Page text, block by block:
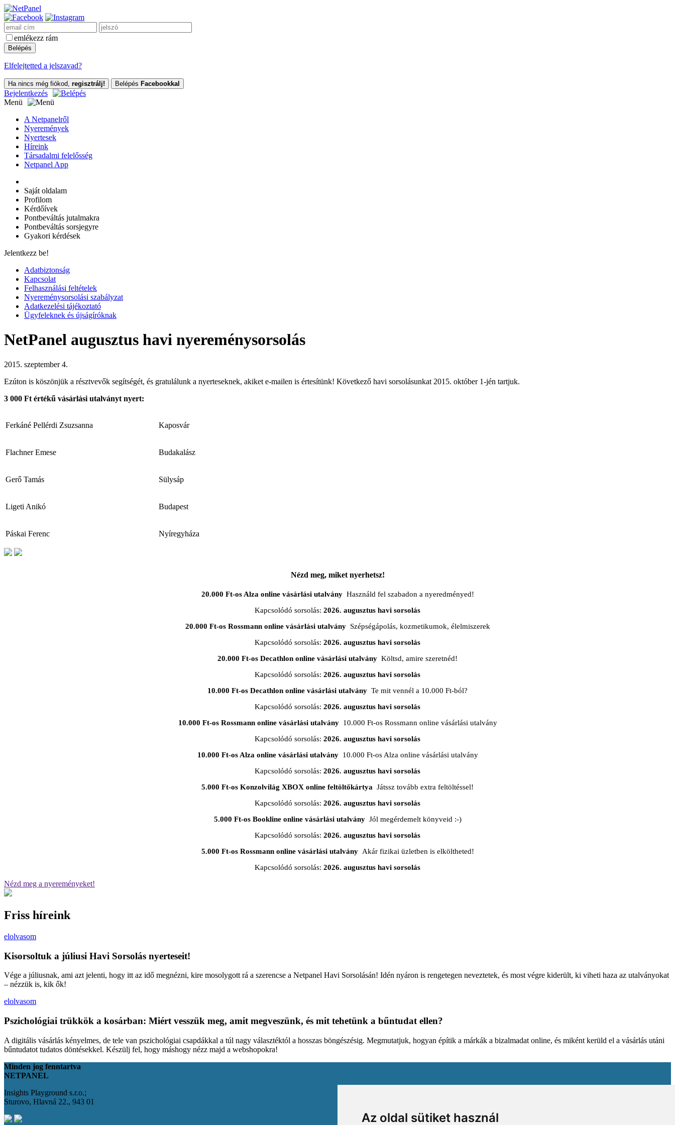
Az oldal sütiket használ
emlékezz rám
Elfelejtetted a jelszavad?
Ha nincs még fiókod, regisztrálj! Belépés Facebookkal
Bejelentkezés
Menü
A Netpanelről
Nyeremények
Nyertesek
Híreink
Társadalmi felelősség
Netpanel App
Saját oldalam
Profilom
Kérdőívek
Pontbeváltás jutalmakra
Pontbeváltás sorsjegyre
Gyakori kérdések
Jelentkezz be!
Adatbiztonság
Kapcsolat
Felhasználási feltételek
Nyereménysorsolási szabályzat
Adatkezelési tájékoztató
Ügyfeleknek és újságíróknak
NetPanel augusztus havi nyereménysorsolás
2015. szeptember 4.
Ezúton is köszönjük a résztvevők segítségét, és gratulálunk a nyerteseknek, akiket e-mailen is értesítünk! Következő havi sorsolásunkat 2015. október 1-jén tartjuk.
3 000 Ft értékű vásárlási utalványt nyert:
Ferkáné Pellérdi Zsuzsanna Kaposvár
Flachner Emese Budakalász
Gerő Tamás Sülysáp
Ligeti Anikó Budapest
Páskai Ferenc Nyíregyháza
Nézd meg, miket nyerhetsz!
20.000 Ft-os Alza online vásárlási utalványHasználd fel szabadon a nyeredményed!
Kapcsolódó sorsolás: 2026. augusztus havi sorsolás
20.000 Ft-os Rossmann online vásárlási utalványSzépségápolás, kozmetikumok, élelmiszerek
Kapcsolódó sorsolás: 2026. augusztus havi sorsolás
20.000 Ft-os Decathlon online vásárlási utalvány Költsd, amire szeretnéd!
Kapcsolódó sorsolás: 2026. augusztus havi sorsolás
10.000 Ft-os Decathlon online vásárlási utalvány Te mit vennél a 10.000 Ft-ból?
Kapcsolódó sorsolás: 2026. augusztus havi sorsolás
10.000 Ft-os Rossmann online vásárlási utalvány10.000 Ft-os Rossmann online vásárlási utalvány
Kapcsolódó sorsolás: 2026. augusztus havi sorsolás
10.000 Ft-os Alza online vásárlási utalvány10.000 Ft-os Alza online vásárlási utalvány
Kapcsolódó sorsolás: 2026. augusztus havi sorsolás
5.000 Ft-os Konzolvilág XBOX online feltöltőkártya Játssz tovább extra feltöltéssel!
Kapcsolódó sorsolás: 2026. augusztus havi sorsolás
5.000 Ft-os Bookline online vásárlási utalványJól megérdemelt könyveid :-)
Kapcsolódó sorsolás: 2026. augusztus havi sorsolás
5.000 Ft-os Rossmann online vásárlási utalványAkár fizikai üzletben is elköltheted!
Kapcsolódó sorsolás: 2026. augusztus havi sorsolás
Nézd meg a nyereményeket!
Friss híreink
elolvasom
Kisorsoltuk a júliusi Havi Sorsolás nyerteseit!
Vége a júliusnak, ami azt jelenti, hogy itt az idő megnézni, kire mosolygott rá a szerencse a Netpanel Havi Sorsolásán! Idén nyáron is rengetegen neveztetek, és most végre kiderült, ki viheti haza az utalványokat
– nézzük is, kik ők!
elolvasom
Pszichológiai trükkök a kosárban: Miért vesszük meg, amit megveszünk, és mit tehetünk a bűntudat ellen?
A digitális vásárlás kényelmes, de tele van pszichológiai csapdákkal a túl nagy választéktól a hosszas böngészésig. Megmutatjuk, hogyan építik a márkák a bizalmadat online, és miként kerüld el a vásárlás utáni
bűntudatot tudatos döntésekkel. Készülj fel, hogy máshogy nézz majd a webshopokra!
Minden jog fenntartva
NETPANEL
Insights Playground s.r.o.;
Sturovo, Hlavná 22., 943 01